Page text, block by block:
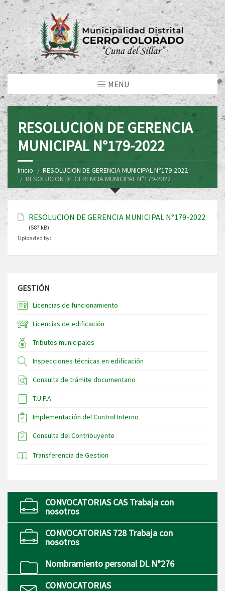
MENU
RESOLUCION DE GERENCIA
MUNICIPAL N°179-2022
Inicio
RESOLUCION DE GERENCIA MUNICIPAL N°179-2022
RESOLUCION DE GERENCIA MUNICIPAL N°179-2022
RESOLUCION DE GERENCIA MUNICIPAL N°179-2022
(587 kB)
Uploaded by:
GESTIÓN
Licencias de funcionamiento
Licencias de edificación
Tributos municipales
Inspecciones técnicas en edificación
Consulta de trámite documentario
T.U.P.A.
Implementación del Control Interno
Consulta del Contribuyente
Transferencia de Gestion
CONVOCATORIAS CAS Trabaja con
nosotros
CONVOCATORIAS 728 Trabaja con
nosotros
Nombramiento personal DL N°276
CONVOCATORIAS